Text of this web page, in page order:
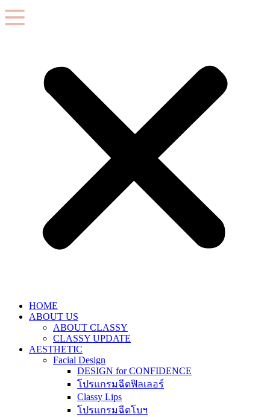
HOME
ABOUT US
ABOUT CLASSY
CLASSY UPDATE
AESTHETIC
Facial Design
DESIGN for CONFIDENCE
โปรแกรมฉีดฟิลเลอร์
Classy Lips
โปรแกรมฉีดโบฯ